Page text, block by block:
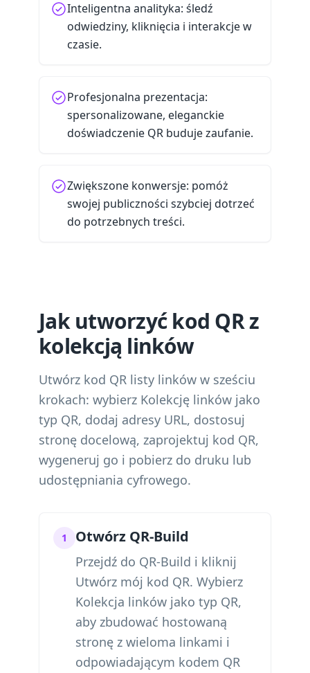
Inteligentna analityka: śledź
odwiedziny, kliknięcia i interakcje w
czasie.
Profesjonalna prezentacja:
spersonalizowane, eleganckie
doświadczenie QR buduje zaufanie.
Zwiększone konwersje: pomóż
swojej publiczności szybciej dotrzeć
do potrzebnych treści.
Jak utworzyć kod QR z
kolekcją linków
Utwórz kod QR listy linków w sześciu
krokach: wybierz Kolekcję linków jako
typ QR, dodaj adresy URL, dostosuj
stronę docelową, zaprojektuj kod QR,
wygeneruj go i pobierz do druku lub
udostępniania cyfrowego.
1 Otwórz QR-Build
Przejdź do QR-Build i kliknij
Utwórz mój kod QR. Wybierz
Kolekcja linków jako typ QR,
aby zbudować hostowaną
stronę z wieloma linkami i
odpowiadającym kodem QR